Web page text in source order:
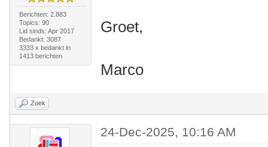
Berichten: 2.883
Topics: 90
Lid sinds: Apr 2017
Bedankt: 3087
3333 x bedankt in
1413 berichten
Groet,
Marco
Zoek
24-Dec-2025, 10:16 AM